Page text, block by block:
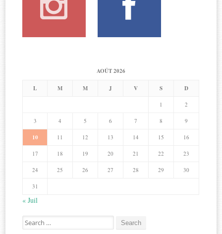
AOÛT 2026
L M M J V S D
1 2
3 4 5 6 7 8 9
10 11 12 13 14 15 16
17 18 19 20 21 22 23
24 25 26 27 28 29 30
31
« Juil
Search
for: